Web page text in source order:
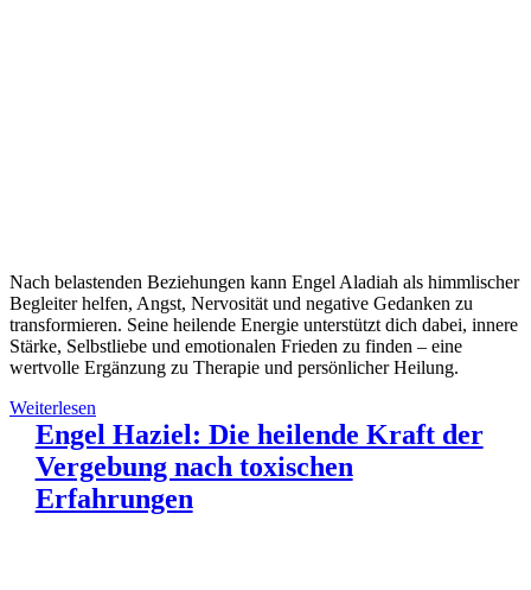
Nach belastenden Beziehungen kann Engel Aladiah als himmlischer
Begleiter helfen, Angst, Nervosität und negative Gedanken zu
transformieren. Seine heilende Energie unterstützt dich dabei, innere
Stärke, Selbstliebe und emotionalen Frieden zu finden – eine
wertvolle Ergänzung zu Therapie und persönlicher Heilung.
Weiterlesen
Engel Haziel: Die heilende Kraft der
Vergebung nach toxischen
Erfahrungen